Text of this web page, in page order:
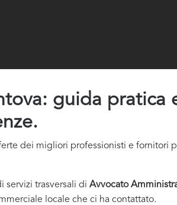
guida pratica
dei migliori professionisti e fornitori
servizi trasversali di Avvocato
locale che ci ha contattato.